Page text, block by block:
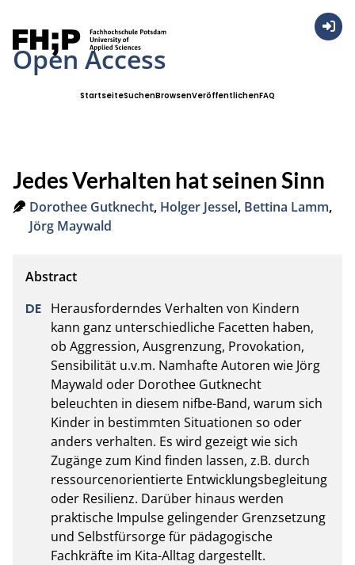
Open Access
StartseiteSuchenBrowsenVeröffentlichenFAQ
Jedes Verhalten hat seinen Sinn
Dorothee Gutknecht, Holger Jessel, Bettina Lamm,
Jörg Maywald
Herausforderndes Verhalten von Kindern
kann ganz unterschiedliche Facetten haben,
ob Aggression, Ausgrenzung, Provokation,
Sensibilität u.v.m. Namhafte Autoren wie Jörg
Maywald oder Dorothee Gutknecht
beleuchten in diesem nifbe-Band, warum sich
Kinder in bestimmten Situationen so oder
anders verhalten. Es wird gezeigt wie sich
Zugänge zum Kind finden lassen, z.B. durch
ressourcenorientierte Entwicklungsbegleitung
oder Resilienz. Darüber hinaus werden
praktische Impulse gelingender Grenzsetzung
und Selbstfürsorge für pädagogische
Fachkräfte im Kita-Alltag dargestellt.